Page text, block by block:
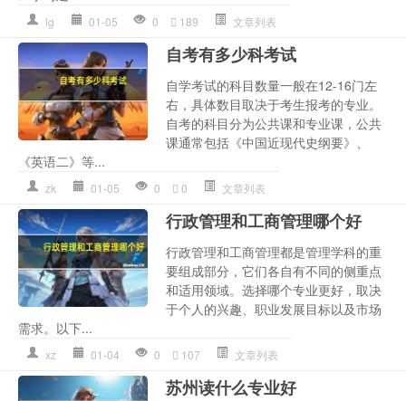
lg 01-05 0 189 文章列表
自考有多少科考试
自学考试的科目数量一般在12-16门左
右，具体数目取决于考生报考的专业。
自考的科目分为公共课和专业课，公共
课通常包括《中国近现代史纲要》、
《英语二》等...
zk 01-05 0 0 文章列表
行政管理和工商管理哪个好
行政管理和工商管理都是管理学科的重
要组成部分，它们各自有不同的侧重点
和适用领域。选择哪个专业更好，取决
于个人的兴趣、职业发展目标以及市场
需求。以下...
xz 01-04 0 107 文章列表
苏州读什么专业好